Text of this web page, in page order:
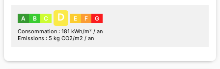
A B C D E F G
Consommation : 181 kWh/m² / an
Emissions : 5 kg CO2/m2 / an